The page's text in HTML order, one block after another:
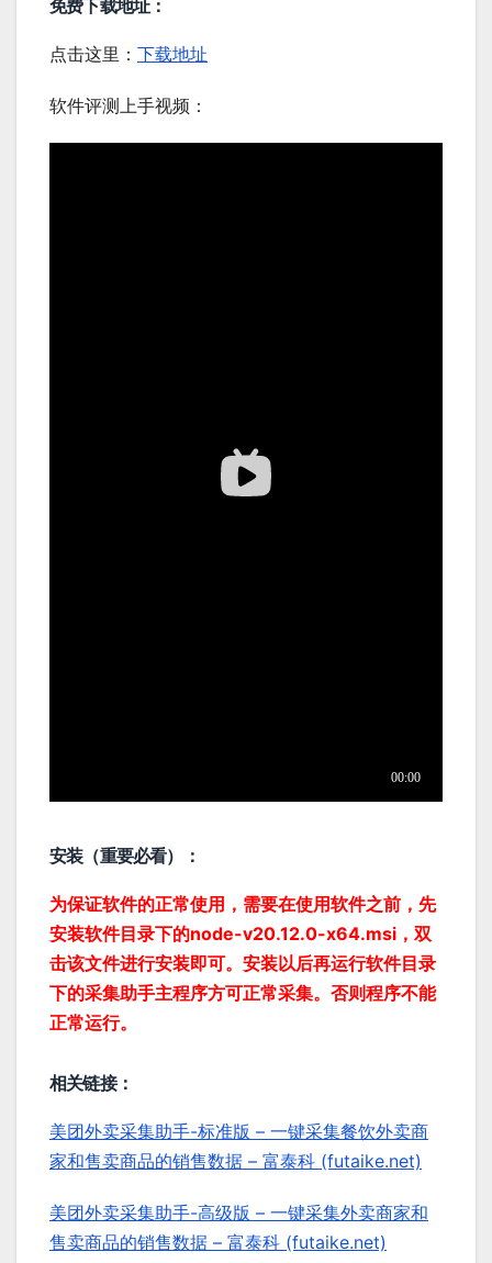
免费下载地址：
点击这里： 下载地址
软件评测上手视频：
安装（重要必看）：
为保证软件的正常使用，需要在使用软件之前，先
安装软件目录下的node-v20.12.0-x64.msi，双
击该文件进行安装即可。安装以后再运行软件目录
下的采集助手主程序方可正常采集。否则程序不能
正常运行。
相关链接：
美团外卖采集助手-标准版 – 一键采集餐饮外卖商
家和售卖商品的销售数据 – 富泰科 (futaike.net)
美团外卖采集助手-高级版 – 一键采集外卖商家和
售卖商品的销售数据 – 富泰科 (futaike.net)